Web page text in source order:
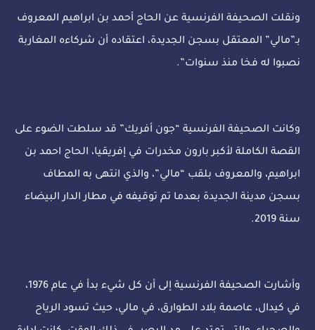
ونقلت الصحيفة الفرنسية عن الحاج أحمد بن ابراهيم المعروف
بـ”مالي” المعتقل بسجن الجديدة، اعتقاده أن شركاءه المغاربة
نصبوا له فخا منذ سنوات”.
وكانت الصحيفة الفرنسية “جون أفريك” قد سلطت الضوء على
القصة الكاملة لأكبر بارون مخدرات في إفريقيا، الحاج احمد بن
ابراهيم، والمعروف بلقب “مالي”، والذي انتهى به المطاف
بسجن مدينة الجديدة بعدما تم توقيفه في مطار الدار البيضاء
سنة 2019.
وأشارت الصحيفة الفرنسية إلى أن كل شيء بدأ في عام 1976،
في كيدال، عاصمة بلاد الطوارق، في مالي، حيث تسود الرياح